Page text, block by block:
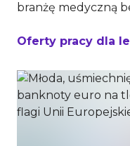
branżę medyczną
Oferty pracy dla